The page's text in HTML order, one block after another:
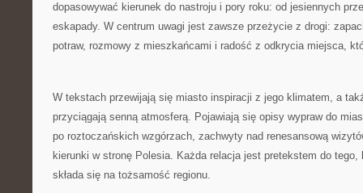
dopasowywać kierunek do nastroju i pory roku: od jesiennych
eskapady. W centrum uwagi jest zawsze przeżycie z drogi:
potraw, rozmowy z mieszkańcami i radość z odkrycia miejsca,
W tekstach przewijają się miasto inspiracji z jego klimatem, a
przyciągają senną atmosferą. Pojawiają się opisy wypraw do
po roztoczańskich wzgórzach, zachwyty nad renesansową
kierunki w stronę Polesia. Każda relacja jest pretekstem do
składa się na tożsamość regionu.